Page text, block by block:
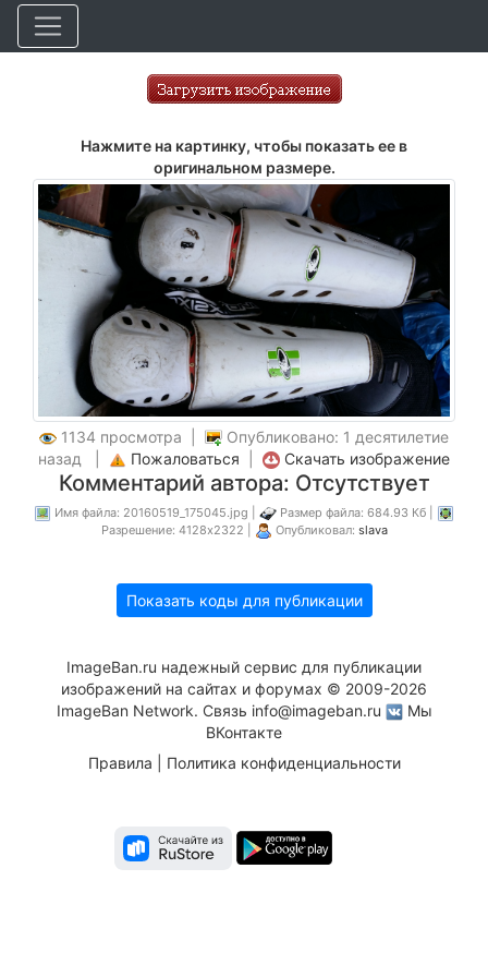
Нажмите на картинку, чтобы показать ее в
оригинальном размере.
1134 просмотра |
Опубликовано: 1 десятилетие
назад |
Пожаловаться Скачать изображение
Комментарий автора: Отсутствует
Имя файла: 20160519_175045.jpg |
Размер файла: 684.93 Кб |
Разрешение: 4128x2322 |
Опубликовал: slava
Показать коды для публикации
ImageBan.ru надежный сервис для публикации
изображений на сайтах и форумах © 2009-2026
ImageBan Network. Связь info@imageban.ru
Мы
ВКонтакте
Правила
Политика конфиденциальности